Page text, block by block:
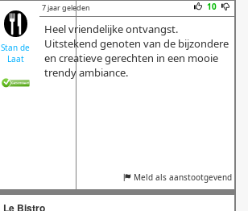
Stan de
Laat
7 jaar geleden 10
Heel vriendelijke ontvangst.
Uitstekend genoten van de bijzondere
en creatieve gerechten in een mooie
trendy ambiance.
Meld als aanstootgevend
Le Bistro